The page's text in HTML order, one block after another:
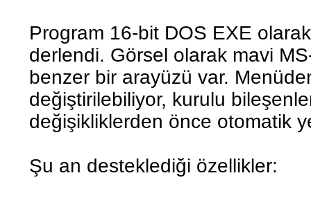
Program 16-bit DOS EXE
derlendi. Görsel olarak mavi
benzer bir arayüzü var.
değiştirilebiliyor, kurulu
değişikliklerden önce otomatik
Şu an desteklediği özellikler: